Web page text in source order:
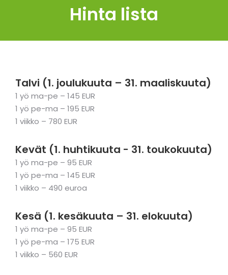
Hinta lista
Talvi (1. joulukuuta – 31. maaliskuuta)
1 yö ma-pe – 145 EUR
1 yö pe-ma – 195 EUR
1 viikko – 780 EUR
Kevät (1. huhtikuuta - 31. toukokuuta)
1 yö ma-pe – 95 EUR
1 yö pe-ma – 145 EUR
1 viikko – 490 euroa
Kesä (1. kesäkuuta – 31. elokuuta)
1 yö ma-pe – 95 EUR
1 yö pe-ma – 175 EUR
1 viikko – 560 EUR